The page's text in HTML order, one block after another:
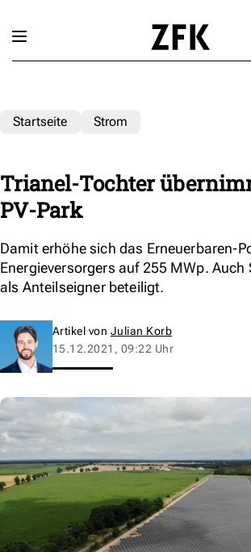
Startseite Strom
Trianel-Tochter
PV-Park
Damit erhöhe sich das Erneuerbaren-
Energieversorgers auf 255 MWp.
als Anteilseigner beteiligt.
Artikel von Julian Korb
15.12.2021, 09:22 Uhr